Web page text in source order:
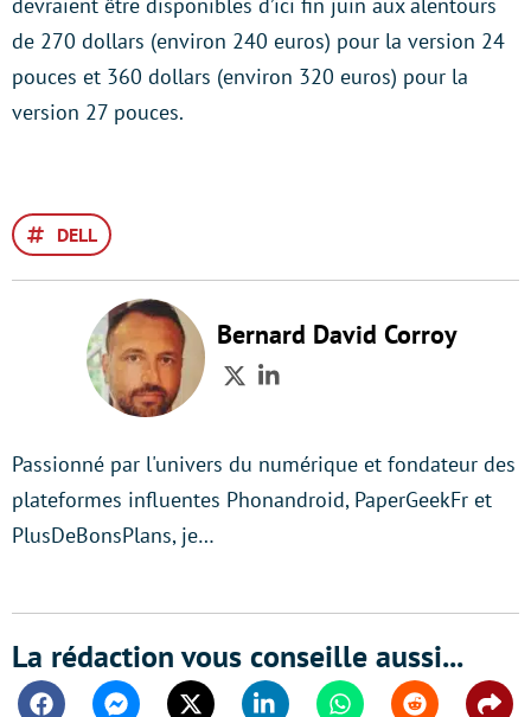
de 270 dollars (environ 240 euros) pour la version 24
pouces et 360 dollars (environ 320 euros) pour la
version 27 pouces.
DELL
Bernard David Corroy
TwitterLinkedIn
Passionné par l'univers du numérique et fondateur des
plateformes influentes Phonandroid, PaperGeekFr et
PlusDeBonsPlans, je…
La rédaction vous conseille aussi...